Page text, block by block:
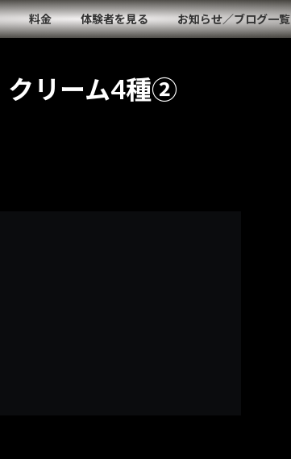
料金 体験者を見る お知らせ／ブログ一覧
クリーム4種②